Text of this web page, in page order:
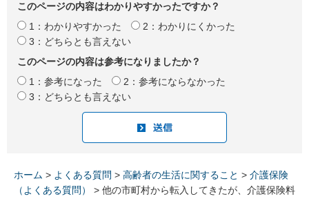
このページの内容はわかりやすかったですか？
1：わかりやすかった
2：わかりにくかった
3：どちらとも言えない
このページの内容は参考になりましたか？
1：参考になった
2：参考にならなかった
3：どちらとも言えない
ホーム > よくある質問 > 高齢者の生活に関すること > 介護保険
（よくある質問）
> 他の市町村から転入してきたが、介護保険料